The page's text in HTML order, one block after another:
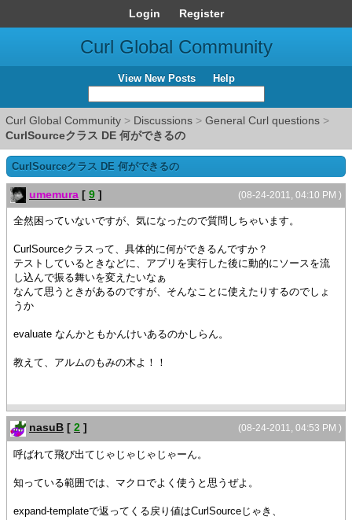
Login Register
Curl Global Community
View New Posts Help
Curl Global Community > Discussions > General Curl questions >
CurlSourceクラス DE 何ができるの
CurlSourceクラス DE 何ができるの
(08-24-2011, 04:10 PM )
umemura [ 9 ]
全然困っていないですが、気になったので質問しちゃいます。
CurlSourceクラスって、具体的に何ができるんですか？
テストしているときなどに、アプリを実行した後に動的にソースを流
し込んで振る舞いを変えたいなぁ
なんて思うときがあるのですが、そんなことに使えたりするのでしょ
うか
evaluate なんかともかんけいあるのかしらん。
教えて、アルムのもみの木よ！！
(08-24-2011, 04:53 PM )
nasuB [ 2 ]
呼ばれて飛び出てじゃじゃじゃじゃーん。
知っている範囲では、マクロでよく使うと思うぜよ。
expand-templateで返ってくる戻り値はCurlSourceじゃき、